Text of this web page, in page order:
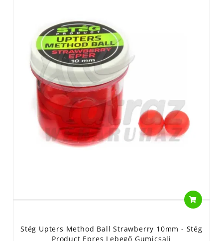
Stég Upters Method Ball Strawberry 10mm - Stég
Product Epres Lebegő Gumicsali